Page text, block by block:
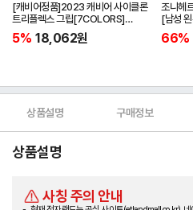
[캐비어정품]2023 캐비어 사이클론
트리플렉스 그립[7COLORS]
[라운드][39g/42g/46g/50g]
[R/S 토크]
5% 18,062원
조니헤
[남성
[화이
66%
상품설명 구매정보
상품설명
사칭 주의 안내